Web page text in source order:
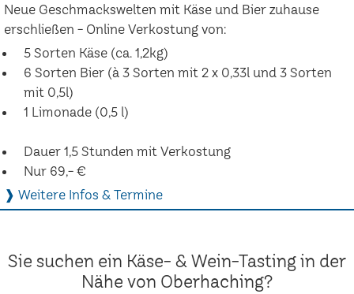
Neue Geschmackswelten mit Käse und Bier zuhause
erschließen - Online Verkostung von:
5 Sorten Käse (ca. 1,2kg)
6 Sorten Bier (à 3 Sorten mit 2 x 0,33l und 3 Sorten
mit 0,5l)
1 Limonade (0,5 l)
Dauer 1,5 Stunden mit Verkostung
Nur 69,- €
❱ Weitere Infos & Termine
Sie suchen ein Käse- & Wein-Tasting in der
Nähe von Oberhaching?